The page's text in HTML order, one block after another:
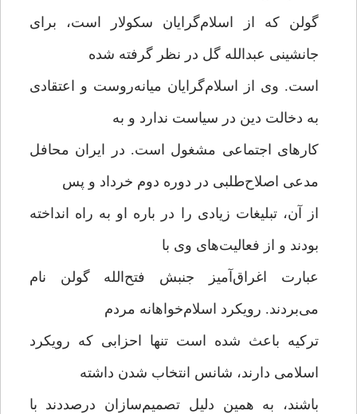
گولن که از اسلام‌گرایان سکولار است، برای
جانشینی عبدالله گل در نظر گرفته شده
است. وی از اسلام‌گرایان میانه‌روست و اعتقادی
به دخالت دین در سیاست ندارد و به
کارهای اجتماعی مشغول است. در ایران محافل
مدعی اصلاح‌طلبی در دوره دوم خرداد و پس
از آن، تبلیغات زیادی را در باره او به راه انداخته
بودند و از فعالیت‌های وی با
عبارت اغراق‌آمیز جنبش فتح‌الله گولن نام
می‌بردند. رویکرد اسلام‌خواهانه مردم
ترکیه باعث شده است تنها احزابی که رویکرد
اسلامی دارند، شانس انتخاب شدن داشته
باشند، به همین دلیل تصمیم‌سازان درصددند با